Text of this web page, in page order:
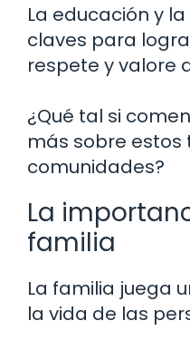
La educación y
claves para
respete y valore
¿Qué tal si
más sobre
comunidades?
La
familia
La familia juega
la vida de las